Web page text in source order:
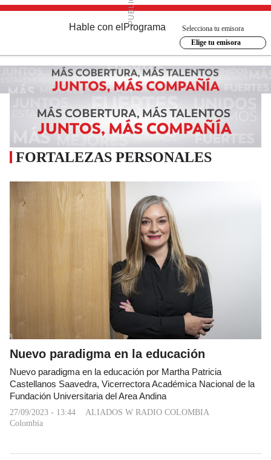
Hable con el Programa
Selecciona tu emisora
Elige tu emisora
FORTALEZAS PERSONALES
Nuevo paradigma en la educación
Nuevo paradigma en la educación por Martha Patricia
Castellanos Saavedra, Vicerrectora Académica Nacional de la
Fundación Universitaria del Area Andina
27/09/2023 - 13:44
ALIADOS W RADIO COLOMBIA
Colombia